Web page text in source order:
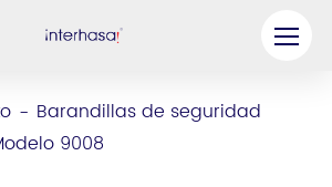
- Barandillas de seguridad
9008